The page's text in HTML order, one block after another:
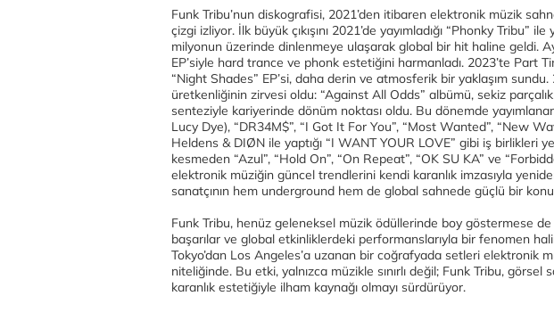
Funk Tribu’nun diskografisi, 2021’den itibaren elektronik müzik
çizgi izliyor. İlk büyük çıkışını 2021’de yayımladığı “Phonky Tribu”
milyonun üzerinde dinlenmeye ulaşarak global bir hit haline geldi.
EP’siyle hard trance ve phonk estetiğini harmanladı. 2023’te Part
“Night Shades” EP’si, daha derin ve atmosferik bir yaklaşım sundu.
üretkenliğinin zirvesi oldu: “Against All Odds” albümü, sekiz
senteziyle kariyerinde dönüm noktası oldu. Bu dönemde
Lucy Dye), “DR34M$”, “I Got It For You”, “Most Wanted”, “New
Heldens & DIØN ile yaptığı “I WANT YOUR LOVE” gibi iş birlikleri
kesmeden “Azul”, “Hold On”, “On Repeat”, “OK SU KA” ve
elektronik müziğin güncel trendlerini kendi karanlık imzasıyla
sanatçının hem underground hem de global sahnede güçlü bir
Funk Tribu, henüz geleneksel müzik ödüllerinde boy göstermese
başarılar ve global etkinliklerdeki performanslarıyla bir fenomen
Tokyo’dan Los Angeles’a uzanan bir coğrafyada setleri elektronik
niteliğinde. Bu etki, yalnızca müzikle sınırlı değil; Funk Tribu,
karanlık estetiğiyle ilham kaynağı olmayı sürdürüyor.